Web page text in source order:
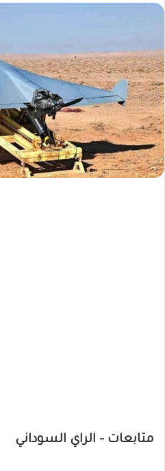
متابعات – الراي السوداني